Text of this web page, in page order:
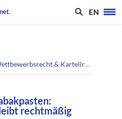
EN
& Kartellrecht
rechtmäßig